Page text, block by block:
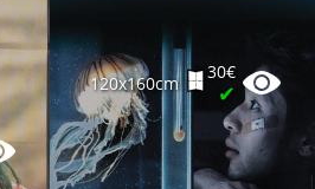
120x160cm
30€
✔